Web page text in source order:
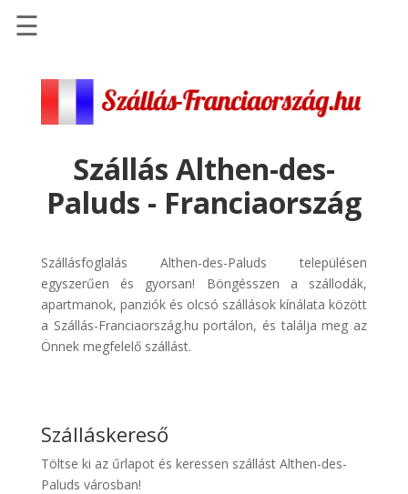
Szállások
Repülőjegy
pénzvisszatérítéssel
Discover
Cars
Transzfer
☰
Szállás Althen-des-
Paluds - Franciaország
Szállásfoglalás Althen-des-Paluds településen
egyszerűen és gyorsan! Böngésszen a szállodák,
apartmanok, panziók és olcsó szállások kínálata között
a Szállás-Franciaország.hu portálon, és találja meg az
Önnek megfelelő szállást.
Szálláskereső
Töltse ki az űrlapot és keressen szállást Althen-des-
Paluds városban!